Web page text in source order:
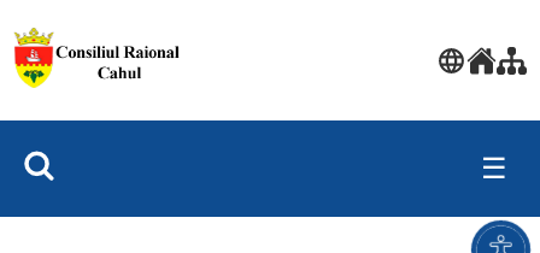
☰